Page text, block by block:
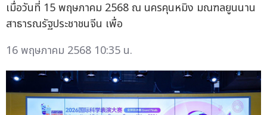
เมื่อวันที่ 15 พฤษภาคม 2568 ณ นครคุนหมิง มณฑลยูนนาน
สาธารณรัฐประชาชนจีน เพื่อ
16 พฤษภาคม 2568 10:35 น.